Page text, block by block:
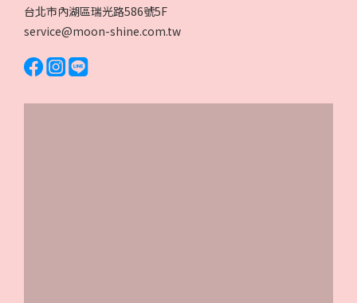
台北市內湖區瑞光路586號5F
service@moon-shine.com.tw